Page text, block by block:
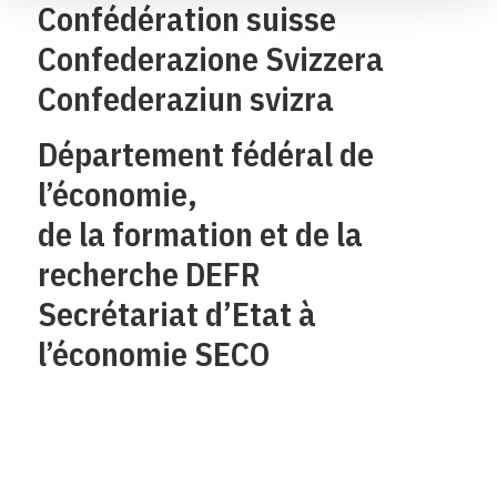
Confédération suisse
Confederazione Svizzera
Confederaziun svizra
Département fédéral de
l’économie,
de la formation et de la
recherche DEFR
Secrétariat d’Etat à
l’économie SECO